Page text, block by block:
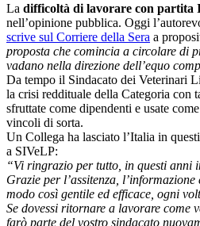
La difficoltà di lavorare con partita
nell’opinione pubblica. Oggi
scrive sul Corriere della Sera a
proposta che comincia a circolare di
vadano nella direzione dell’equo
Da tempo il Sindacato dei Veterinari
la crisi reddituale della Categoria con
sfruttate come dipendenti e usate
vincoli di sorta.
Un Collega ha lasciato l’Italia in
a SIVeLP:
“Vi ringrazio per tutto, in questi anni
Grazie per l’assitenza,
modo così gentile ed efficace, ogni
Se dovessi ritornare a lavorare come
farò parte del vostro sindacato